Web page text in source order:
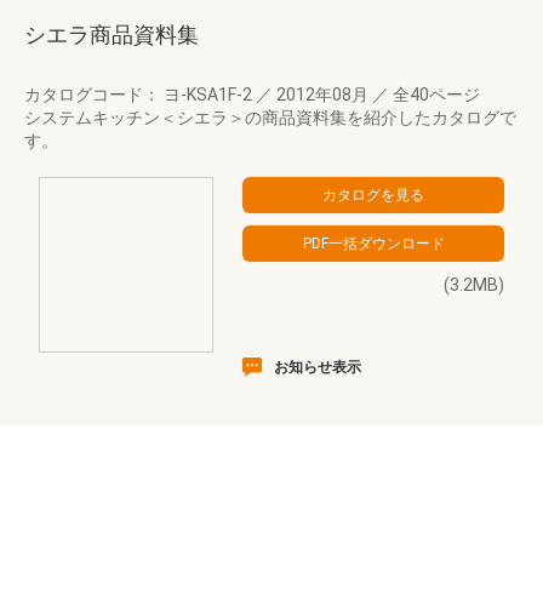
シエラ商品資料集
カタログコード： ヨ-KSA1F-2 ／ 2012年08月 ／ 全40ページ
システムキッチン＜シエラ＞の商品資料集を紹介したカタログで
す。
(3.2MB)
お知らせ表示